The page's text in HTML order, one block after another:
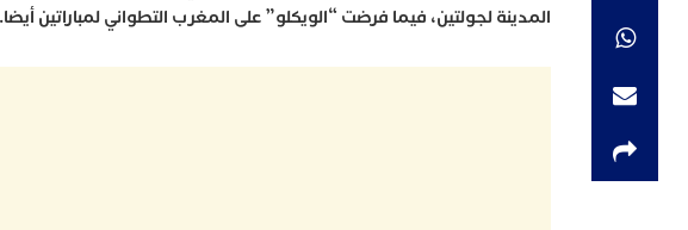
المدينة لجولتين، فيما فرضت “الويكلو” على المغرب التطواني لمباراتين أيضا.